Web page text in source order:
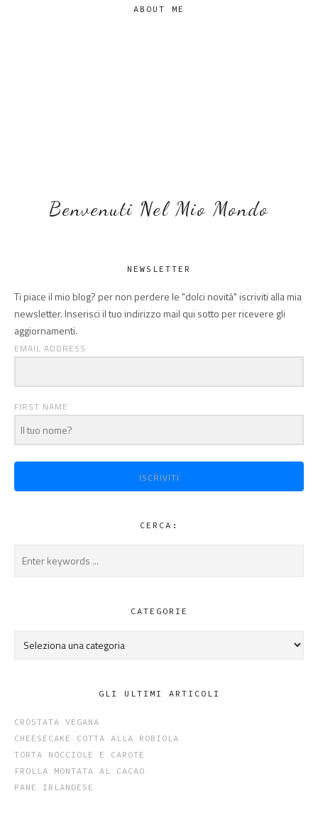
ABOUT ME
Benvenuti Nel Mio Mondo
NEWSLETTER
Ti piace il mio blog? per non perdere le "dolci novità" iscriviti alla mia
newsletter. Inserisci il tuo indirizzo mail qui sotto per ricevere gli
aggiornamenti.
EMAIL ADDRESS
FIRST NAME
ISCRIVITI
CERCA:
CATEGORIE
GLI ULTIMI ARTICOLI
CROSTATA VEGANA
CHEESECAKE COTTA ALLA ROBIOLA
TORTA NOCCIOLE E CAROTE
FROLLA MONTATA AL CACAO
PANE IRLANDESE